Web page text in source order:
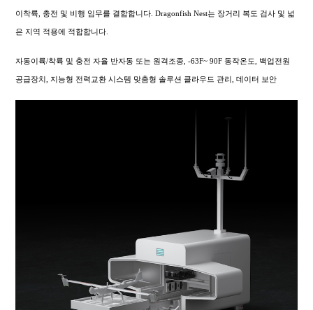
이착륙, 충전 및 비행 임무를 결합합니다. Dragonfish Nest는 장거리 복도 검사 및 넓
은 지역 적용에 적합합니다.
자동이륙/착륙 및 충전 자율 반자동 또는 원격조종, -63F~ 90F 동작온도, 백업전원
공급장치, 지능형 전력교환 시스템 맞춤형 솔루션 클라우드 관리, 데이터 보안